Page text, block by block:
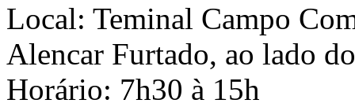
Local: Teminal Campo
Alencar Furtado, ao lado
Horário: 7h30 à 15h